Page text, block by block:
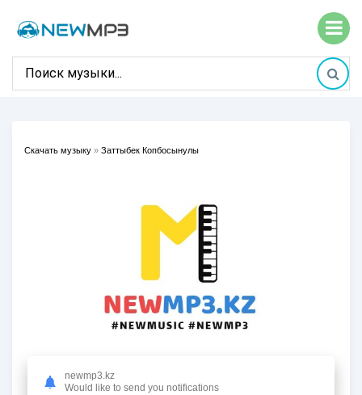
Скачать музыку » Заттыбек Копбосынулы
Заттыбек Копбосынулы
newmp3.kz
Would like to send you notifications